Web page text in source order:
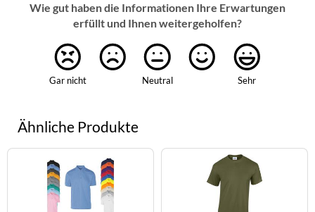
Wie gut haben die Informationen Ihre Erwartungen
erfüllt und Ihnen weitergeholfen?
Gar nicht Neutral Sehr
Ähnliche Produkte